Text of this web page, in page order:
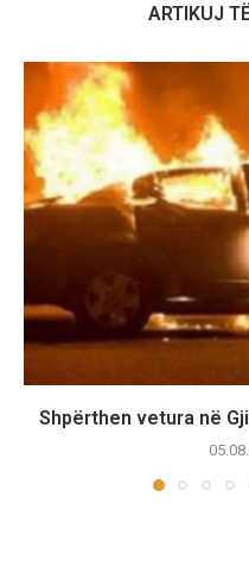
ARTIKUJ
Shpërthen vetura në